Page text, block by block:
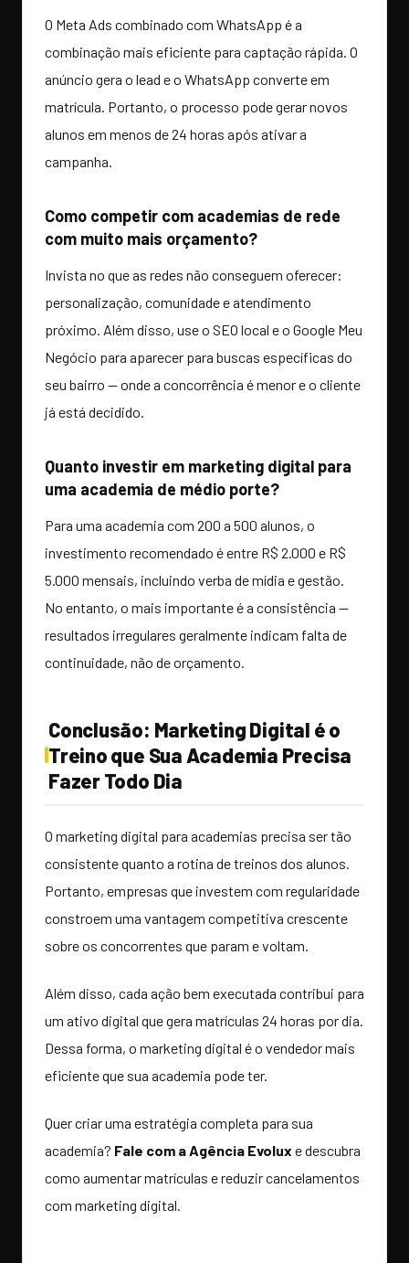
O Meta Ads combinado com WhatsApp é a
combinação mais eficiente para captação rápida. O
anúncio gera o lead e o WhatsApp converte em
matrícula. Portanto, o processo pode gerar novos
alunos em menos de 24 horas após ativar a
campanha.
Como competir com academias de rede
com muito mais orçamento?
Invista no que as redes não conseguem oferecer:
personalização, comunidade e atendimento
próximo. Além disso, use o SEO local e o Google Meu
Negócio para aparecer para buscas específicas do
seu bairro — onde a concorrência é menor e o cliente
já está decidido.
Quanto investir em marketing digital para
uma academia de médio porte?
Para uma academia com 200 a 500 alunos, o
investimento recomendado é entre R$ 2.000 e R$
5.000 mensais, incluindo verba de mídia e gestão.
No entanto, o mais importante é a consistência —
resultados irregulares geralmente indicam falta de
continuidade, não de orçamento.
Conclusão: Marketing Digital é o
Treino que Sua Academia Precisa
Fazer Todo Dia
O marketing digital para academias precisa ser tão
consistente quanto a rotina de treinos dos alunos.
Portanto, empresas que investem com regularidade
constroem uma vantagem competitiva crescente
sobre os concorrentes que param e voltam.
Além disso, cada ação bem executada contribui para
um ativo digital que gera matrículas 24 horas por dia.
Dessa forma, o marketing digital é o vendedor mais
eficiente que sua academia pode ter.
Quer criar uma estratégia completa para sua
academia? Fale com a Agência Evolux e descubra
como aumentar matrículas e reduzir cancelamentos
com marketing digital.